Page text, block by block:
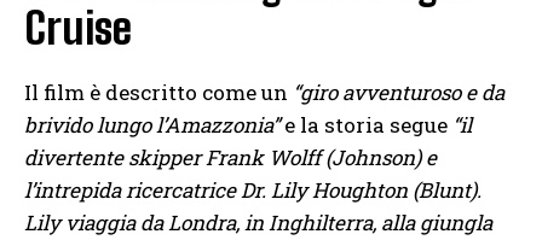
Cruise
Il film è descritto come un “giro avventuroso e da
brivido lungo l’Amazzonia”e la storia segue “il
divertente skipper Frank Wolff (Johnson) e
l’intrepida ricercatrice Dr. Lily Houghton (Blunt).
Lily viaggia da Londra, in Inghilterra, alla giungla